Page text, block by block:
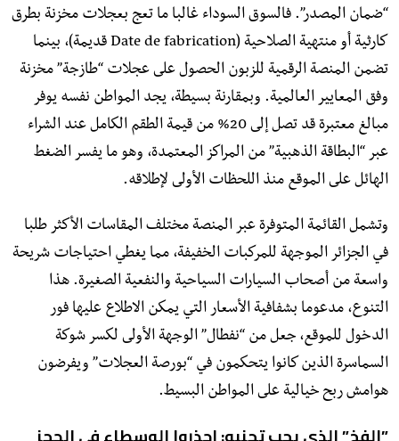
“ضمان المصدر”. فالسوق السوداء غالبا ما تعج بعجلات مخزنة بطرق
كارثية أو منتهية الصلاحية (Date de fabrication قديمة)، بينما
تضمن المنصة الرقمية للزبون الحصول على عجلات “طازجة” مخزنة
وفق المعايير العالمية. وبمقارنة بسيطة، يجد المواطن نفسه يوفر
مبالغ معتبرة قد تصل إلى 20% من قيمة الطقم الكامل عند الشراء
عبر “البطاقة الذهبية” من المراكز المعتمدة، وهو ما يفسر الضغط
الهائل على الموقع منذ اللحظات الأولى لإطلاقه.
​وتشمل القائمة المتوفرة عبر المنصة مختلف المقاسات الأكثر طلبا
في الجزائر الموجهة للمركبات الخفيفة، مما يغطي احتياجات شريحة
واسعة من أصحاب السيارات السياحية والنفعية الصغيرة. هذا
التنوع، مدعوما بشفافية الأسعار التي يمكن الاطلاع عليها فور
الدخول للموقع، جعل من “نفطال” الوجهة الأولى لكسر شوكة
السماسرة الذين كانوا يتحكمون في “بورصة العجلات” ويفرضون
هوامش ربح خيالية على المواطن البسيط.